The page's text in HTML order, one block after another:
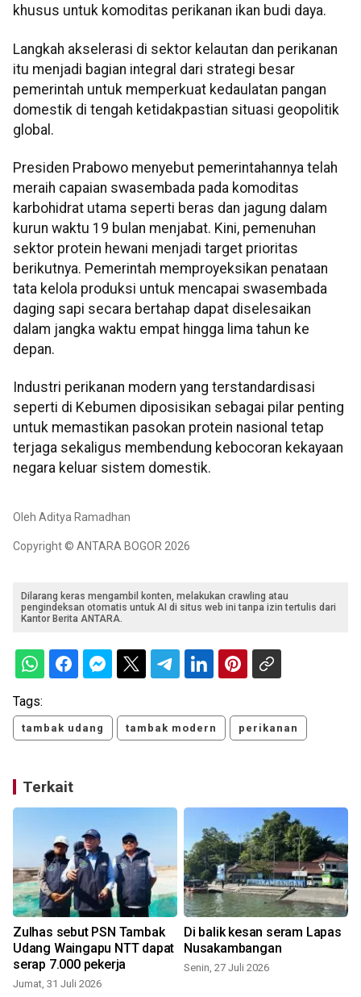
khusus untuk komoditas perikanan ikan budi daya.
Langkah akselerasi di sektor kelautan dan perikanan
itu menjadi bagian integral dari strategi besar
pemerintah untuk memperkuat kedaulatan pangan
domestik di tengah ketidakpastian situasi geopolitik
global.
Presiden Prabowo menyebut pemerintahannya telah
meraih capaian swasembada pada komoditas
karbohidrat utama seperti beras dan jagung dalam
kurun waktu 19 bulan menjabat. Kini, pemenuhan
sektor protein hewani menjadi target prioritas
berikutnya. Pemerintah memproyeksikan penataan
tata kelola produksi untuk mencapai swasembada
daging sapi secara bertahap dapat diselesaikan
dalam jangka waktu empat hingga lima tahun ke
depan.
Industri perikanan modern yang terstandardisasi
seperti di Kebumen diposisikan sebagai pilar penting
untuk memastikan pasokan protein nasional tetap
terjaga sekaligus membendung kebocoran kekayaan
negara keluar sistem domestik.
Oleh Aditya Ramadhan
Copyright © ANTARA BOGOR 2026
Dilarang keras mengambil konten, melakukan crawling atau
pengindeksan otomatis untuk AI di situs web ini tanpa izin tertulis dari
Kantor Berita ANTARA.
Tags:
tambak udang tambak modern perikanan
Terkait
Zulhas sebut PSN Tambak
Udang Waingapu NTT dapat
serap 7.000 pekerja
Jumat, 31 Juli 2026
Di balik kesan seram Lapas
Nusakambangan
Senin, 27 Juli 2026